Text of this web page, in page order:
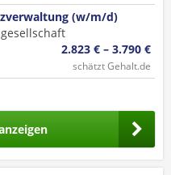
(w/m/d)
2.823 € – 3.790 €
schätzt Gehalt.de